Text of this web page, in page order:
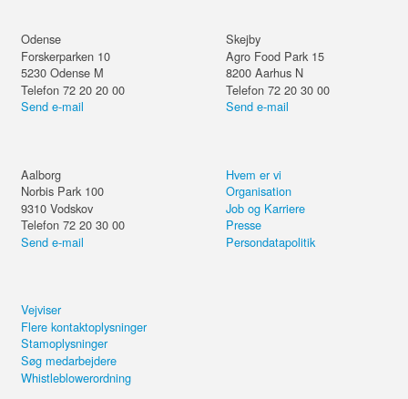
Odense
Forskerparken 10
5230 Odense M
Telefon 72 20 20 00
Send e-mail
Skejby
Agro Food Park 15
8200 Aarhus N
Telefon 72 20 30 00
Send e-mail
Aalborg
Norbis Park 100
9310 Vodskov
Telefon 72 20 30 00
Send e-mail
Hvem er vi
Organisation
Job og Karriere
Presse
Persondatapolitik
Vejviser
Flere kontaktoplysninger
Stamoplysninger
Søg medarbejdere
Whistleblowerordning